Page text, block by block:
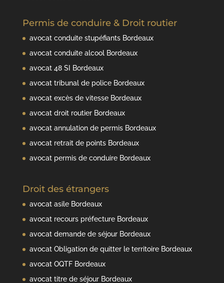
Permis de conduire & Droit routier
avocat conduite stupéfiants Bordeaux
avocat conduite alcool Bordeaux
avocat 48 SI Bordeaux
avocat tribunal de police Bordeaux
avocat excès de vitesse Bordeaux
avocat droit routier Bordeaux
avocat annulation de permis Bordeaux
avocat retrait de points Bordeaux
avocat permis de conduire Bordeaux
Droit des étrangers
avocat asile Bordeaux
avocat recours préfecture Bordeaux
avocat demande de séjour Bordeaux
avocat Obligation de quitter le territoire Bordeaux
avocat OQTF Bordeaux
avocat titre de séjour Bordeaux